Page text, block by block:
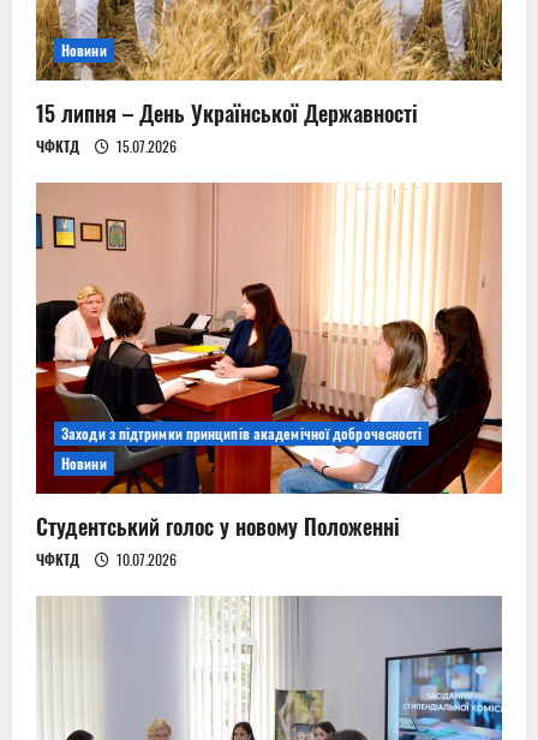
Новини
15 липня – День Української Державності
ЧФКТД 15.07.2026
Заходи з підтримки принципів академічної доброчесності
Новини
Студентський голос у новому Положенні
ЧФКТД 10.07.2026